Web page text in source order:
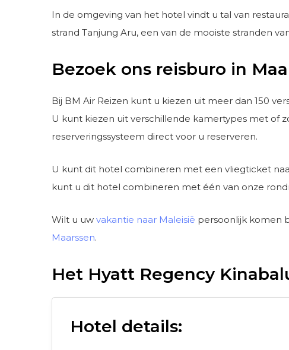
In de omgeving van het hotel vindt u tal van
strand Tanjung Aru, een van de mooiste stranden
Bezoek ons reisburo in
Bij BM Air Reizen kunt u kiezen uit meer dan 150
U kunt kiezen uit verschillende kamertypes met of
reserveringssysteem direct voor u reserveren.
U kunt dit hotel combineren met een vliegticket
kunt u dit hotel combineren met één van onze
Wilt u uw vakantie naar Maleisië persoonlijk komen
Maarssen.
Het Hyatt Regency
Hotel details: